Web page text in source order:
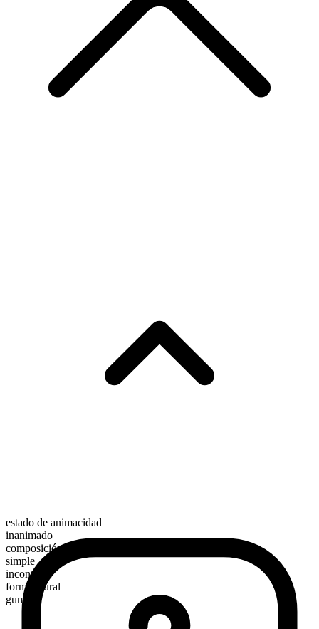
estado de animacidad
inanimado
composición morfológica
simple
incontable
forma plural
gums